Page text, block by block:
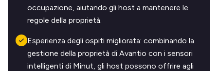
occupazione, aiutando gli host a mantenere le
regole della proprietà.
Esperienza degli ospiti migliorata: combinando la
gestione della proprietà di Avantio con i sensori
intelligenti di Minut, gli host possono offrire agli